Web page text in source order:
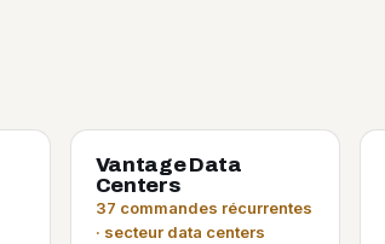
Vantage Data
Centers
37 commandes récurrentes
· secteur data centers